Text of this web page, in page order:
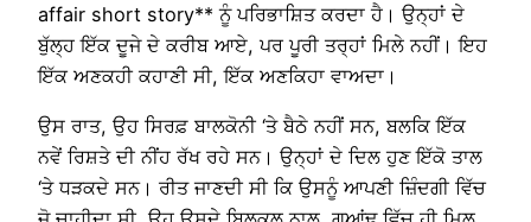
affair short story** ਨੂੰ ਪਰਿਭਾਸ਼ਿਤ ਕਰਦਾ ਹੈ। ਉਨ੍ਹਾਂ ਦੇ
ਬੁੱਲ੍ਹ ਇੱਕ ਦੂਜੇ ਦੇ ਕਰੀਬ ਆਏ, ਪਰ ਪੂਰੀ ਤਰ੍ਹਾਂ ਮਿਲੇ ਨਹੀਂ। ਇਹ
ਇੱਕ ਅਣਕਹੀ ਕਹਾਣੀ ਸੀ, ਇੱਕ ਅਣਕਿਹਾ ਵਾਅਦਾ।
ਉਸ ਰਾਤ, ਉਹ ਸਿਰਫ਼ ਬਾਲਕੋਨੀ ‘ਤੇ ਬੈਠੇ ਨਹੀਂ ਸਨ, ਬਲਕਿ ਇੱਕ
ਨਵੇਂ ਰਿਸ਼ਤੇ ਦੀ ਨੀਂਹ ਰੱਖ ਰਹੇ ਸਨ। ਉਨ੍ਹਾਂ ਦੇ ਦਿਲ ਹੁਣ ਇੱਕੋ ਤਾਲ
‘ਤੇ ਧੜਕਦੇ ਸਨ। ਰੀਤ ਜਾਣਦੀ ਸੀ ਕਿ ਉਸਨੂੰ ਆਪਣੀ ਜ਼ਿੰਦਗੀ ਵਿੱਚ